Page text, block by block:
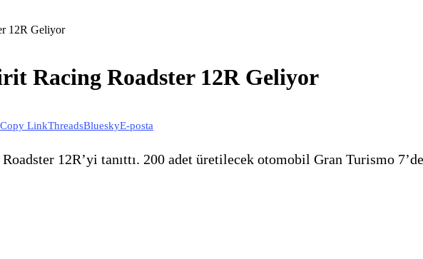
12R Geliyor
Racing Roadster 12R Geliyor
Copy LinkThreadsBlueskyE-posta
12R’yi tanıttı. 200 adet üretilecek otomobil Gran Turismo